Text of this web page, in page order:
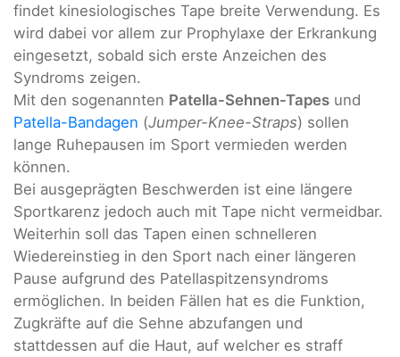
findet kinesiologisches Tape breite Verwendung. Es
wird dabei vor allem zur Prophylaxe der Erkrankung
eingesetzt, sobald sich erste Anzeichen des
Syndroms zeigen.
Mit den sogenannten Patella-Sehnen-Tapes und
Patella-Bandagen (Jumper-Knee-Straps) sollen
lange Ruhepausen im Sport vermieden werden
können.
Bei ausgeprägten Beschwerden ist eine längere
Sportkarenz jedoch auch mit Tape nicht vermeidbar.
Weiterhin soll das Tapen einen schnelleren
Wiedereinstieg in den Sport nach einer längeren
Pause aufgrund des Patellaspitzensyndroms
ermöglichen. In beiden Fällen hat es die Funktion,
Zugkräfte auf die Sehne abzufangen und
stattdessen auf die Haut, auf welcher es straff